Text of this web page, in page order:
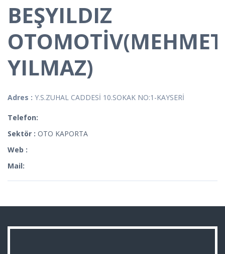
BEŞYILDIZ
OTOMOTİV(MEHMET
YILMAZ)
Adres : Y.S.ZUHAL CADDESİ 10.SOKAK NO:1-KAYSERİ
Telefon:
Sektör : OTO KAPORTA
Web :
Mail: